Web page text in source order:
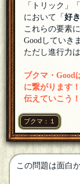
ウィニー
参加させて
カラシラ[１
ちくわさん
参加させて
カラシラ[１
「トリック」
において「好き
これらの要素
Goodしていき
ただし進行力
ブクマ・Good
に繋がります
伝えていこう！
ブクマ：１
この問題は面白